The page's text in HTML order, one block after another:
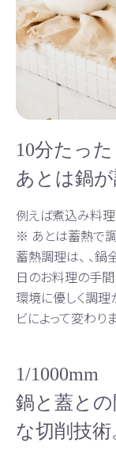
10分たっ
あとは鍋が
例えば煮込み料
※ あとは蓄熱で調
蓄熱調理は、 、
日のお料理の手間
環境に優しく調
ビによって変わりま
1/1000mm
鍋と蓋と
な切削技術